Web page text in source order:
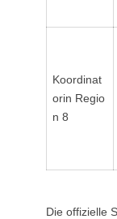
Koordinat
orin Regio
n 8
Die offizielle